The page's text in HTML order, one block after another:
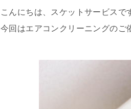
こんにちは、スケットサービスで
今回はエアコンクリーニングのご